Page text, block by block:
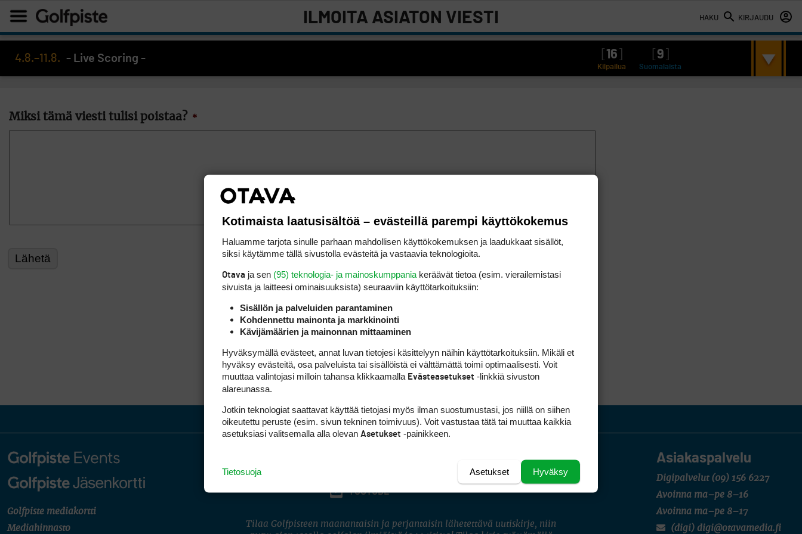
HAKU KIRJAUDU
ILMOITA ASIATON VIESTI
4.8.–11.8. - Live Scoring - 16 9
Kilpailua Suomalaista
Miksi tämä viesti tulisi poistaa? *
Golfpiste mediakortti
Mediahinnasto
Asiakaspalvelu
Digipalvelut (09) 156 6227
Avoinna ma–pe 8–16
Avoinna ma–pe 8–17
(digi) digi@otavamedia.fi
INSTAGRAM
YOUTUBE
Tilaa Golfpisteen maanantaisin ja perjantaisin lähetettävä uutiskirje, niin
Kotimaista laatusisältöä – evästeillä parempi käyttökokemus
Haluamme tarjota sinulle parhaan mahdollisen käyttökokemuksen ja laadukkaat sisällöt,
siksi käytämme tällä sivustolla evästeitä ja vastaavia teknologioita.
Otava ja sen (95) teknologia- ja mainoskumppania keräävät tietoa (esim. vierailemis­tasi
sivuista ja laitteesi ominaisuuk­sista) seuraaviin käyttötarkoituksiin:
Sisällön ja palveluiden parantaminen
Kohdennettu mainonta ja markkinointi
Kävijämäärien ja mainonnan mittaaminen
Hyväksymällä evästeet, annat luvan tietojesi käsittelyyn näihin käyttötarkoituksiin. Mikäli et
hyväksy evästeitä, osa palveluista tai sisällöistä ei välttämättä toimi optimaalisesti. Voit
muuttaa valintojasi milloin tahansa klikkaamalla Evästeasetukset -linkkiä sivuston
alareunassa.
Jotkin teknologiat saattavat käyttää tietojasi myös ilman suostumustasi, jos niillä on siihen
oikeutettu peruste (esim. sivun tekninen toimivuus). Voit vastustaa tätä tai muuttaa kaikkia
asetuksiasi valitsemalla alla olevan Asetukset -painikkeen.
Hyväksy
Asetukset
Tietosuoja